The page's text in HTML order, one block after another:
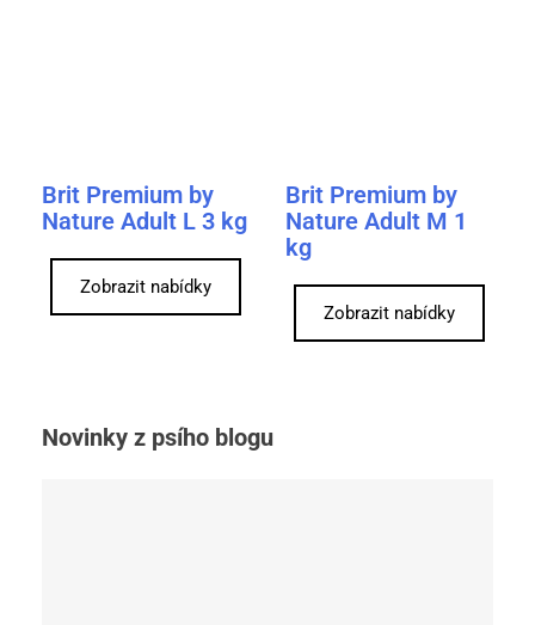
Brit Premium by
Nature Adult L 3 kg
Zobrazit nabídky
Brit Premium by
Nature Adult M 1
kg
Zobrazit nabídky
Novinky z psího blogu